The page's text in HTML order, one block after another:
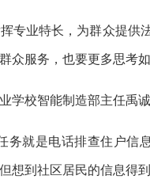
专业特长，为群众提供
众服务，也要更多思考
学校智能制造部主任禹
务就是电话排查住户信
想到社区居民的信息得